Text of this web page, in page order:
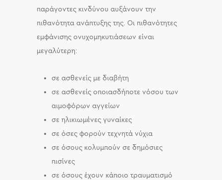
παράγοντες κινδύνου αυξάνουν την
πιθανότητα ανάπτυξης της. Οι πιθανότητες
εμφάνισης ονυχομηκυτιάσεων είναι
μεγαλύτερη:
σε ασθενείς με διαβήτη
σε ασθενείς οποιασδήποτε νόσου των
αιμοφόρων αγγείων
σε ηλικιωμένες γυναίκες
σε όσες φορούν τεχνητά νύχια
σε όσους κολυμπούν σε δημόσιες
πισίνες
σε όσους έχουν κάποιο τραυματισμό